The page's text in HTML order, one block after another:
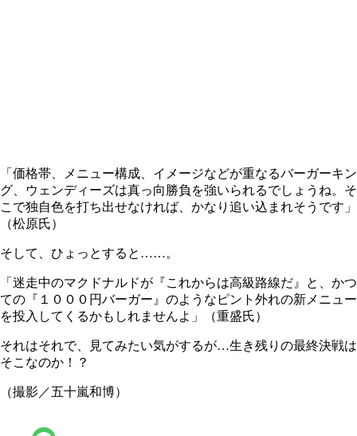
「価格帯、メニュー構成、イメージなどが重なるバーガーキン
グ、ウェンディーズは真っ向勝負を強いられるでしょうね。そ
こで独自色を打ち出せなければ、かなり追い込まれそうです」
（松原氏）
そして、ひょっとすると……。
「迷走中のマクドナルドが『これからは高級路線だ』と、かつ
ての『１０００円バーガー』のようなピント外れの新メニュー
を投入してくるかもしれませんよ」（重盛氏）
それはそれで、見てみたい気がするが…生き残りの最終決戦は
そこなのか！？
（撮影／五十嵐和博）